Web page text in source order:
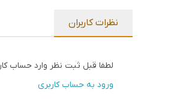
نظرات کاربران
لطفا قبل ثبت نظر وارد حساب
ورود به حساب کاربری